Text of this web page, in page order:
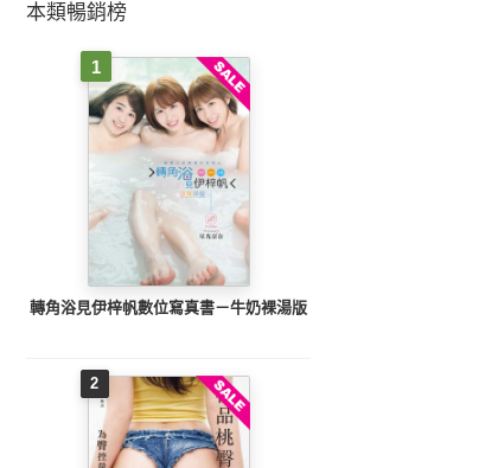
本類暢銷榜
1
轉角浴見伊梓帆數位寫真書－牛奶裸湯版
2